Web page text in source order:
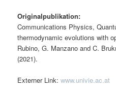
Originalpublikation:
Communications Physics,
thermodynamic evolutions with
Rubino, G. Manzano and C.
(2021).
Externer Link:www.univie.ac.at